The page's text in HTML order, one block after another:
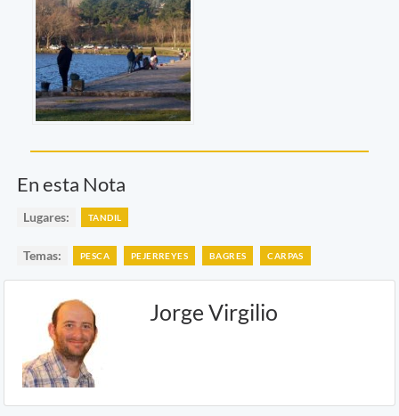
En esta Nota
Lugares: TANDIL
Temas: PESCA PEJERREYES BAGRES CARPAS
Jorge Virgilio